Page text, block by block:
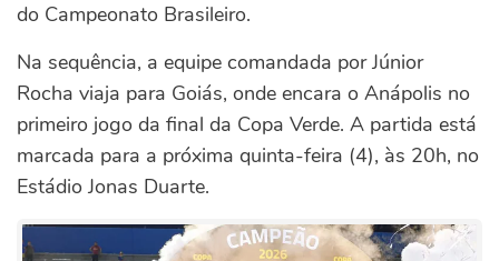
do Campeonato Brasileiro.
Na sequência, a equipe comandada por Júnior
Rocha viaja para Goiás, onde encara o Anápolis no
primeiro jogo da final da Copa Verde. A partida está
marcada para a próxima quinta-feira (4), às 20h, no
Estádio Jonas Duarte.